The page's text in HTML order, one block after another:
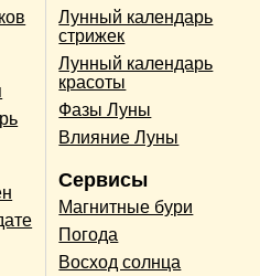
Лунный календарь
стрижек
Лунный календарь
красоты
Фазы Луны
Влияние Луны
Сервисы
Магнитные бури
Погода
Восход солнца